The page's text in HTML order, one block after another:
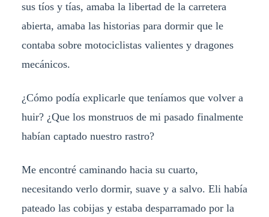
sus tíos y tías, amaba la libertad de la carretera
abierta, amaba las historias para dormir que le
contaba sobre motociclistas valientes y dragones
mecánicos.
¿Cómo podía explicarle que teníamos que volver a
huir? ¿Que los monstruos de mi pasado finalmente
habían captado nuestro rastro?
Me encontré caminando hacia su cuarto,
necesitando verlo dormir, suave y a salvo. Eli había
pateado las cobijas y estaba desparramado por la